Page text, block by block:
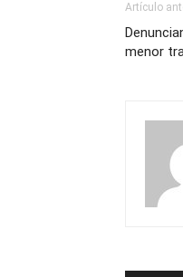
Artículo
menor